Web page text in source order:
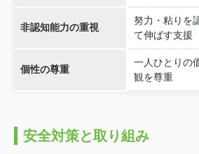
非認知能力の重視
努力・粘りを
て伸ばす支援
個性の尊重
一人ひとりの
観を尊重
安全対策と取り組み